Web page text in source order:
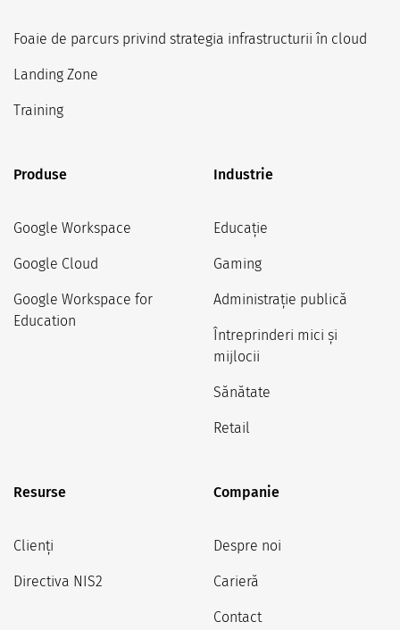
Foaie de parcurs privind strategia infrastructurii în cloud
Landing Zone
Training
Produse
Google Workspace
Google Cloud
Google Workspace for
Education
Industrie
Educație
Gaming
Administrație publică
Întreprinderi mici și
mijlocii
Sănătate
Retail
Resurse
Clienți
Directiva NIS2
Companie
Despre noi
Carieră
Contact